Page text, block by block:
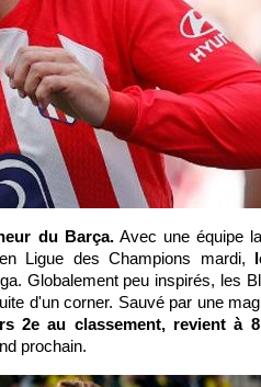
du Barça.Avec une équipe
Ligue des Champions mardi,
Globalement peu inspirés, les
d'un corner. Sauvé par une
2e au classement, revient à
prochain.